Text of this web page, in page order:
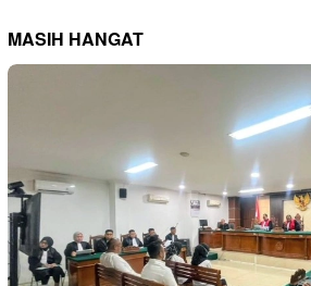
MASIH HANGAT